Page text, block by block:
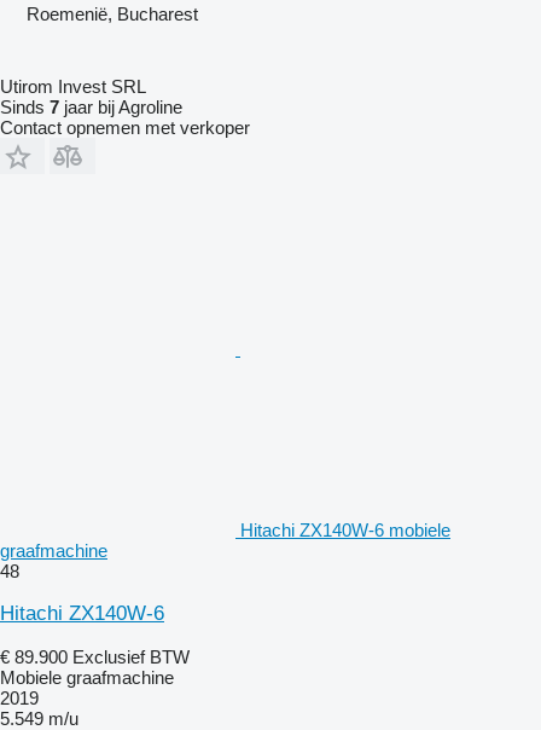
Roemenië, Bucharest
Utirom Invest SRL
Sinds 7 jaar bij Agroline
Contact opnemen met verkoper
Hitachi ZX140W-6 mobiele
graafmachine
48
Hitachi ZX140W-6
€ 89.900 Exclusief BTW
Mobiele graafmachine
2019
5.549 m/u